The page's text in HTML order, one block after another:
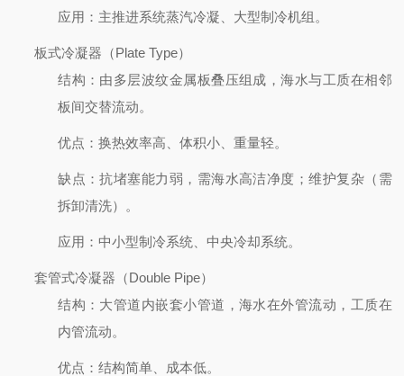
应用 ：主推进系统蒸汽冷凝、大型制冷机组。
板式冷凝器（Plate Type）
结构 ：由多层波纹金属板叠压组成，海水与工质在相邻
板间交替流动。
优点 ：换热效率高、体积小、重量轻。
缺点 ：抗堵塞能力弱，需海水高洁净度；维护复杂（需
拆卸清洗）。
应用 ：中小型制冷系统、中央冷却系统。
套管式冷凝器（Double Pipe）
结构 ：大管道内嵌套小管道，海水在外管流动，工质在
内管流动。
优点 ：结构简单、成本低。